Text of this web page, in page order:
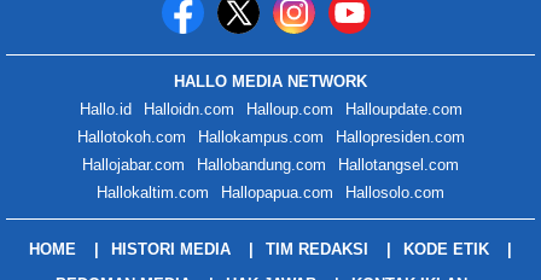
HALLO MEDIA NETWORK
Hallo.id
Halloidn.com Halloup.com
Halloupdate.com
Hallotokoh.com
Hallokampus.com
Hallopresiden.com
Hallojabar.com
Hallobandung.com
Hallotangsel.com
Hallokaltim.com
Hallopapua.com Hallosolo.com
HOME HISTORI MEDIA TIM REDAKSI
KODE ETIK